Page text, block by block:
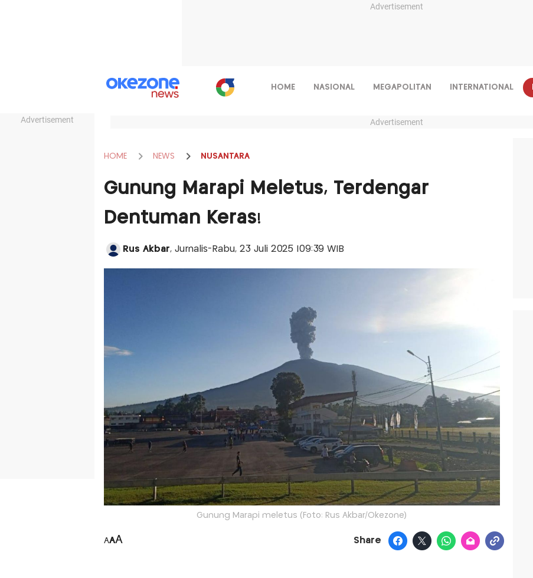
Advertisement
Advertisement
HOME NASIONAL MEGAPOLITAN INTERNATIONAL
Advertisement
HOME NEWS NUSANTARA
Gunung Marapi Meletus, Terdengar
Dentuman Keras!
Rus Akbar, Jurnalis-Rabu, 23 Juli 2025 |09:39 WIB
Gunung Marapi meletus (Foto: Rus Akbar/Okezone)
AAA Share